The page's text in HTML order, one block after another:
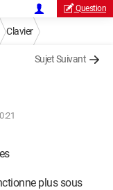
Question
Clavier
Sujet Suivant
plus sous